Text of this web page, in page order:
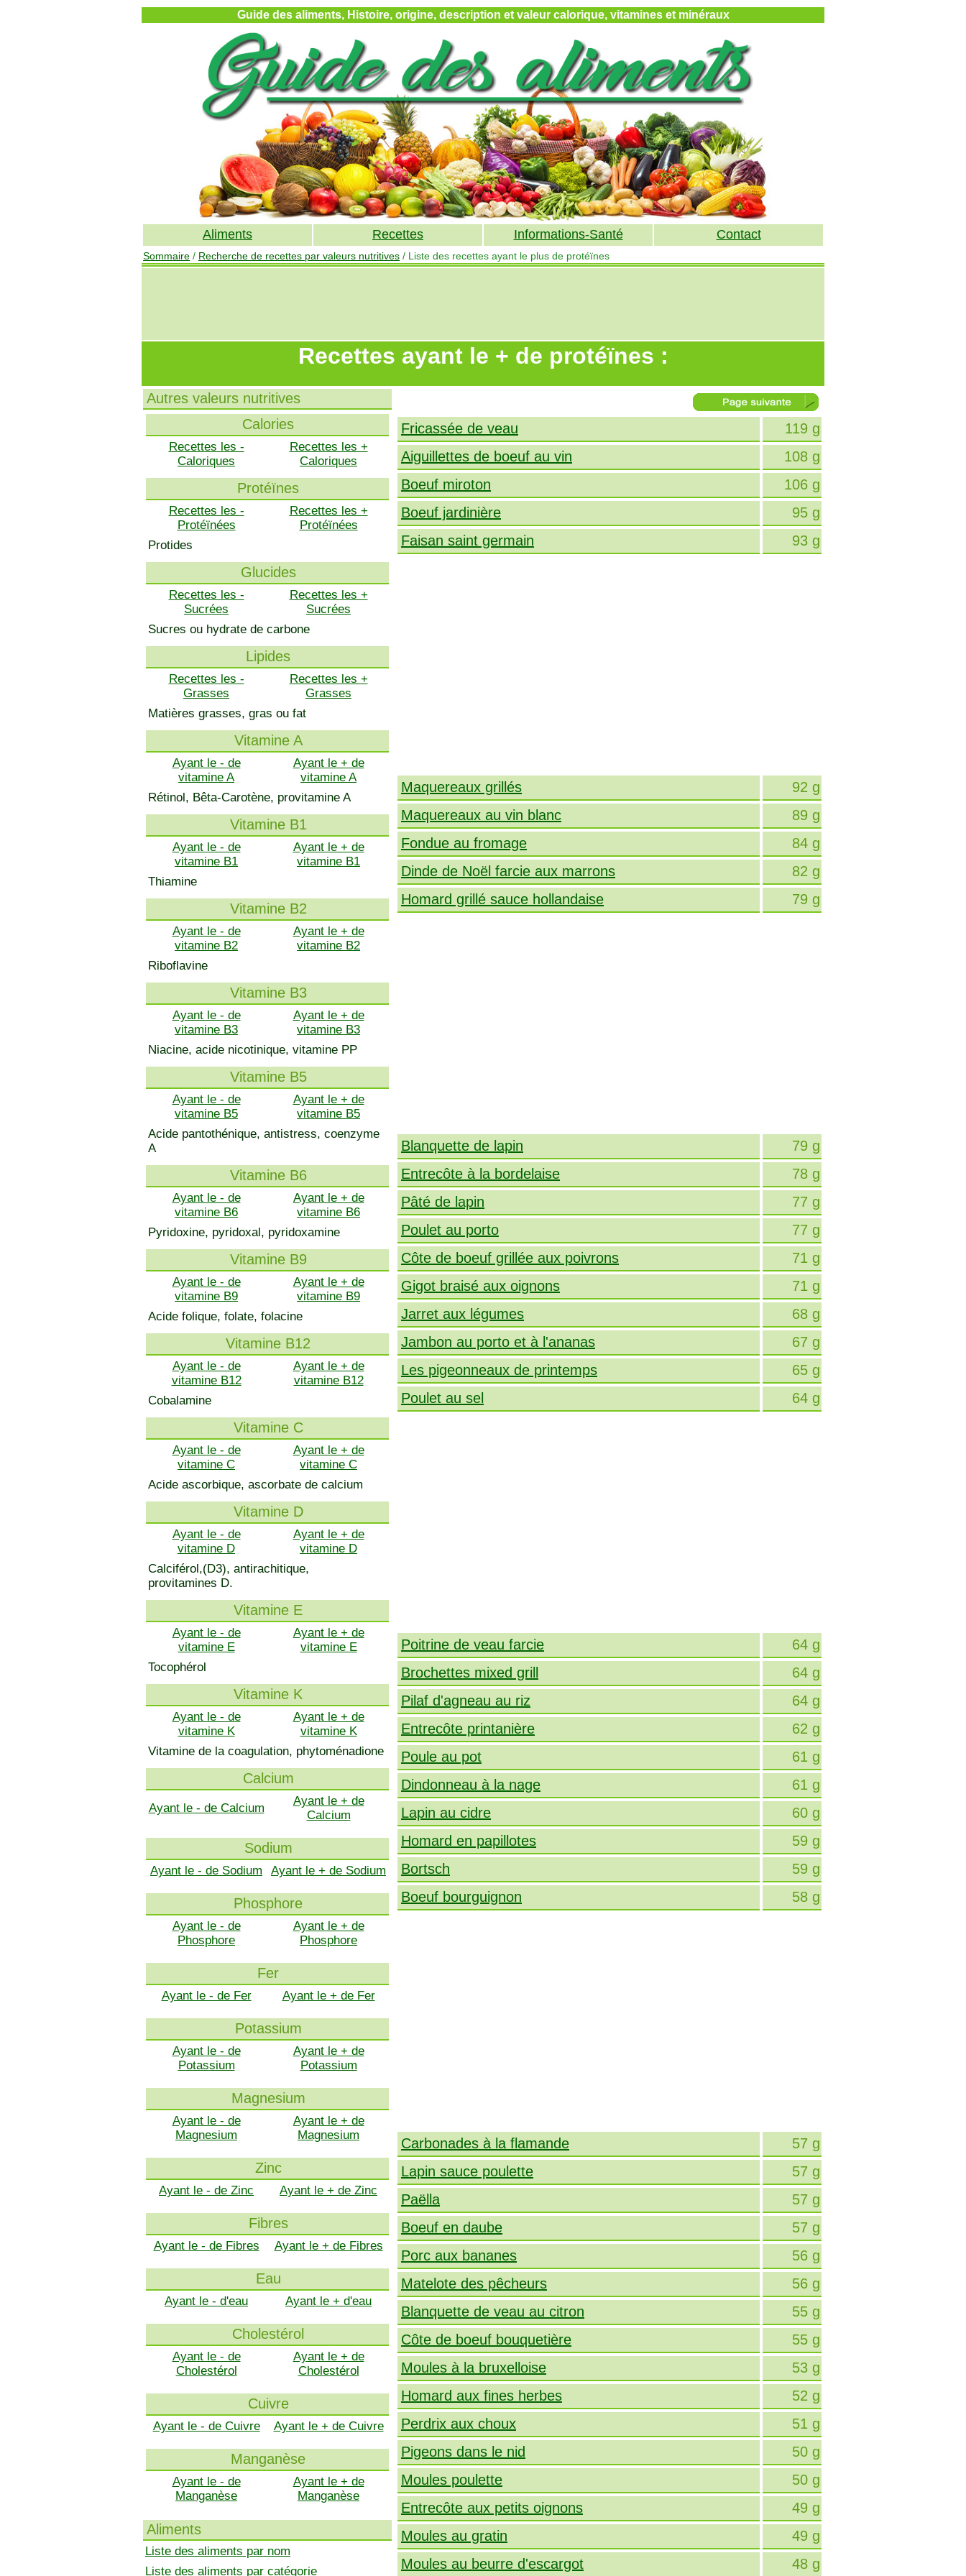
Guide des aliments, Histoire, origine, description et valeur calorique, vitamines et minéraux
Aliments Recettes Informations-Santé Contact
Sommaire / Recherche de recettes par valeurs nutritives / Liste des recettes ayant le plus de protéïnes
Recettes ayant le + de protéïnes :
Autres valeurs nutritives
Calories
Recettes les -
Caloriques
Recettes les +
Caloriques
Protéïnes
Recettes les -
Protéïnées
Recettes les +
Protéïnées
Protides
Glucides
Recettes les -
Sucrées
Recettes les +
Sucrées
Sucres ou hydrate de carbone
Lipides
Recettes les -
Grasses
Recettes les +
Grasses
Matières grasses, gras ou fat
Vitamine A
Ayant le - de
vitamine A
Ayant le + de
vitamine A
Rétinol, Bêta-Carotène, provitamine A
Vitamine B1
Ayant le - de
vitamine B1
Ayant le + de
vitamine B1
Thiamine
Vitamine B2
Ayant le - de
vitamine B2
Ayant le + de
vitamine B2
Riboflavine
Vitamine B3
Ayant le - de
vitamine B3
Ayant le + de
vitamine B3
Niacine, acide nicotinique, vitamine PP
Vitamine B5
Ayant le - de
vitamine B5
Ayant le + de
vitamine B5
Acide pantothénique, antistress, coenzyme
A
Vitamine B6
Ayant le - de
vitamine B6
Ayant le + de
vitamine B6
Pyridoxine, pyridoxal, pyridoxamine
Vitamine B9
Ayant le - de
vitamine B9
Ayant le + de
vitamine B9
Acide folique, folate, folacine
Vitamine B12
Ayant le - de
vitamine B12
Ayant le + de
vitamine B12
Cobalamine
Vitamine C
Ayant le - de
vitamine C
Ayant le + de
vitamine C
Acide ascorbique, ascorbate de calcium
Vitamine D
Ayant le - de
vitamine D
Ayant le + de
vitamine D
Calciférol,(D3), antirachitique,
provitamines D.
Vitamine E
Ayant le - de
vitamine E
Ayant le + de
vitamine E
Tocophérol
Vitamine K
Ayant le - de
vitamine K
Ayant le + de
vitamine K
Vitamine de la coagulation, phytoménadione
Calcium
Ayant le - de Calcium
Ayant le + de
Calcium
Sodium
Ayant le - de Sodium Ayant le + de Sodium
Phosphore
Ayant le - de
Phosphore
Ayant le + de
Phosphore
Fer
Ayant le - de Fer Ayant le + de Fer
Potassium
Ayant le - de
Potassium
Ayant le + de
Potassium
Magnesium
Ayant le - de
Magnesium
Ayant le + de
Magnesium
Zinc
Ayant le - de Zinc Ayant le + de Zinc
Fibres
Ayant le - de Fibres Ayant le + de Fibres
Eau
Ayant le - d'eau Ayant le + d'eau
Cholestérol
Ayant le - de
Cholestérol
Ayant le + de
Cholestérol
Cuivre
Ayant le - de Cuivre Ayant le + de Cuivre
Manganèse
Ayant le - de
Manganèse
Ayant le + de
Manganèse
Aliments
Liste des aliments par nom
Liste des aliments par catégorie
Fricassée de veau
119 g
Aiguillettes de boeuf au vin
108 g
Boeuf miroton
106 g
Boeuf jardinière
95 g
Faisan saint germain
93 g
Maquereaux grillés
92 g
Maquereaux au vin blanc
89 g
Fondue au fromage
84 g
Dinde de Noël farcie aux marrons
82 g
Homard grillé sauce hollandaise
79 g
Blanquette de lapin
79 g
Entrecôte à la bordelaise
78 g
Pâté de lapin
77 g
Poulet au porto
77 g
Côte de boeuf grillée aux poivrons
71 g
Gigot braisé aux oignons
71 g
Jarret aux légumes
68 g
Jambon au porto et à l'ananas
67 g
Les pigeonneaux de printemps
65 g
Poulet au sel
64 g
Poitrine de veau farcie
64 g
Brochettes mixed grill
64 g
Pilaf d'agneau au riz
64 g
Entrecôte printanière
62 g
Poule au pot
61 g
Dindonneau à la nage
61 g
Lapin au cidre
60 g
Homard en papillotes
59 g
Bortsch
59 g
Boeuf bourguignon
58 g
Carbonades à la flamande
57 g
Lapin sauce poulette
57 g
Paëlla
57 g
Boeuf en daube
57 g
Porc aux bananes
56 g
Matelote des pêcheurs
56 g
Blanquette de veau au citron
55 g
Côte de boeuf bouquetière
55 g
Moules à la bruxelloise
53 g
Homard aux fines herbes
52 g
Perdrix aux choux
51 g
Pigeons dans le nid
50 g
Moules poulette
50 g
Entrecôte aux petits oignons
49 g
Moules au gratin
49 g
Moules au beurre d'escargot
48 g